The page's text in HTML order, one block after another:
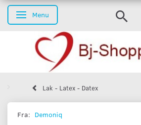
Skifte navigation
Menu
Lak - Latex - Datex
Fra: Demoniq